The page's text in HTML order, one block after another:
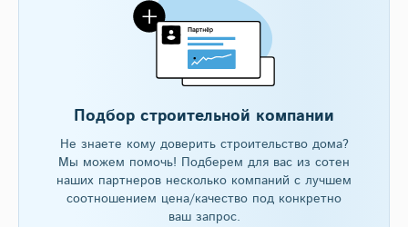
Подбор строительной компании
Не знаете кому доверить строительство дома?
Мы можем помочь! Подберем для вас из сотен
наших партнеров несколько компаний с лучшем
соотношением цена/качество под конкретно
ваш запрос.